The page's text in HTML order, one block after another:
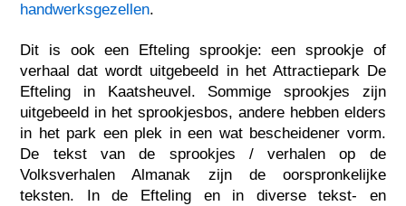
handwerksgezellen.
Dit is ook een Efteling sprookje: een sprookje of
verhaal dat wordt uitgebeeld in het Attractiepark De
Efteling in Kaatsheuvel. Sommige sprookjes zijn
uitgebeeld in het sprookjesbos, andere hebben elders
in het park een plek in een wat bescheidener vorm.
De tekst van de sprookjes / verhalen op de
Volksverhalen Almanak zijn de oorspronkelijke
teksten. In de Efteling en in diverse tekst- en